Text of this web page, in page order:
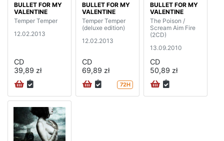
BULLET FOR MY
VALENTINE
Temper Temper
12.02.2013
CD
39,89 zł
BULLET FOR MY
VALENTINE
Temper Temper
(deluxe edition)
12.02.2013
CD
69,89 zł
72H
BULLET FOR MY
VALENTINE
The Poison /
Scream Aim Fire
(2CD)
13.09.2010
CD
50,89 zł